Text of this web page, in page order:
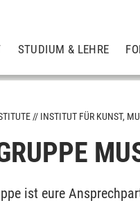
STUDIUM & LEHRE
INSTITUT FÜR KUNST,
ist eure